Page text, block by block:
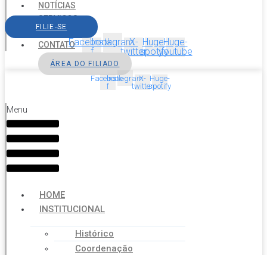
NOTÍCIAS
SERVIÇOS
AGENDA
CONTATO
FILIE-SE
Facebook-
f
InstagramX-
twitter
Huge-
spotify
Huge-
youtube
ÁREA DO FILIADO
Facebook-
f
InstagramX-
twitter
Huge-
spotify
Menu
HOME
INSTITUCIONAL
Histórico
Coordenação